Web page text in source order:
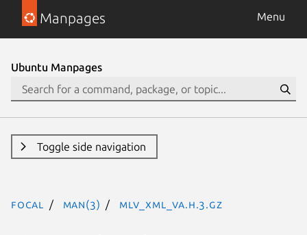
Manpages Menu
Ubuntu Manpages
Toggle side navigation
focal man(3) MLV_xml_va.h.3.gz